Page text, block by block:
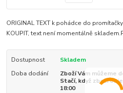
ORIGINAL TEXT k pohádce do
KOUPIT, text není momentálně
Dostupnost
Skladem
Doba dodání
Zboží Vám můžeme
Stačí, když zboží
18:00